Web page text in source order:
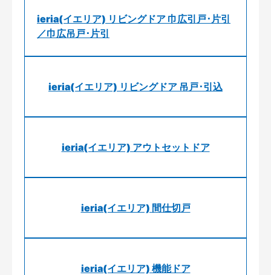
ieria(イエリア) リビングドア 巾広引戸･片引
／巾広吊戸･片引
ieria(イエリア) リビングドア 吊戸･引込
ieria(イエリア) アウトセットドア
ieria(イエリア) 間仕切戸
ieria(イエリア) 機能ドア